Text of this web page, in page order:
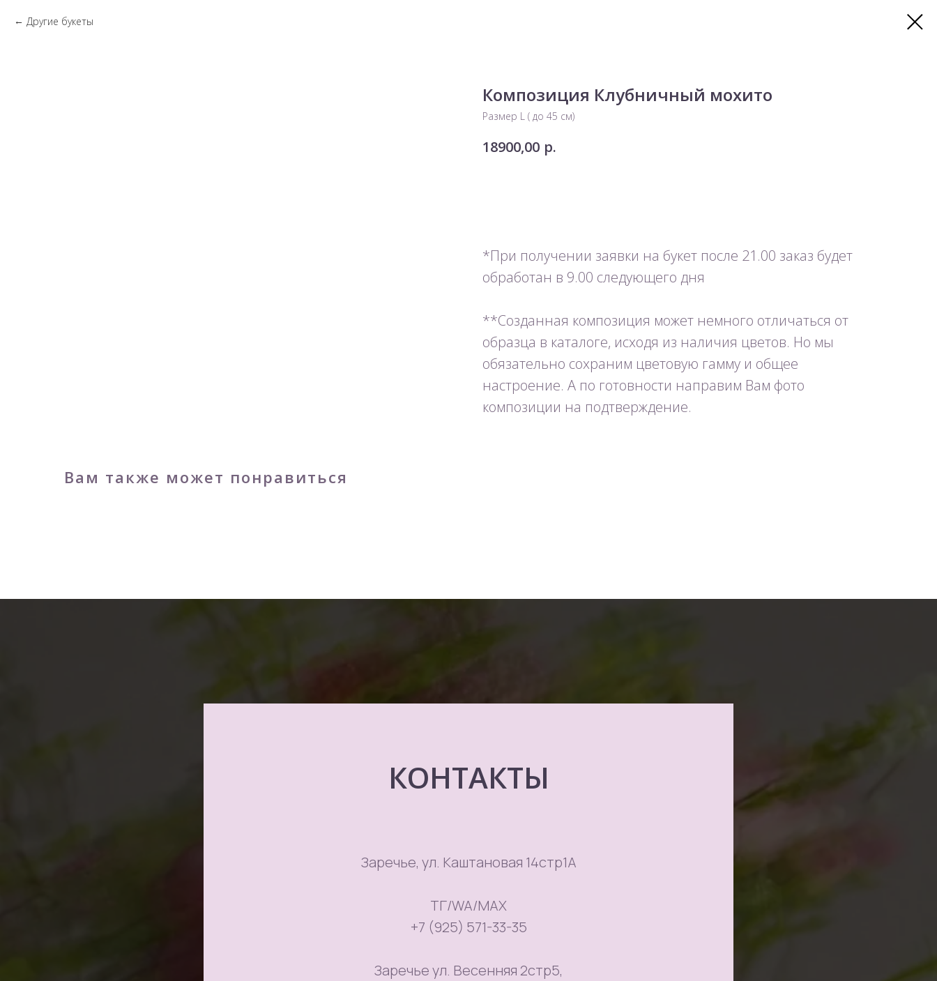
Другие букеты
Композиция Клубничный мохито
Размер L ( до 45 см)
18900,00 р.
*При получении заявки на букет после 21.00 заказ будет
обработан в 9.00 следующего дня
**Созданная композиция может немного отличаться от
образца в каталоге, исходя из наличия цветов. Но мы
обязательно сохраним цветовую гамму и общее
настроение. А по готовности направим Вам фото
композиции на подтверждение.
Вам также может понравиться
КОНТАКТЫ
Заречье, ул. Каштановая 14стр1А
ТГ/WA/MAX
+7 (925) 571-33-35
Заречье ул. Весенняя 2стр5,